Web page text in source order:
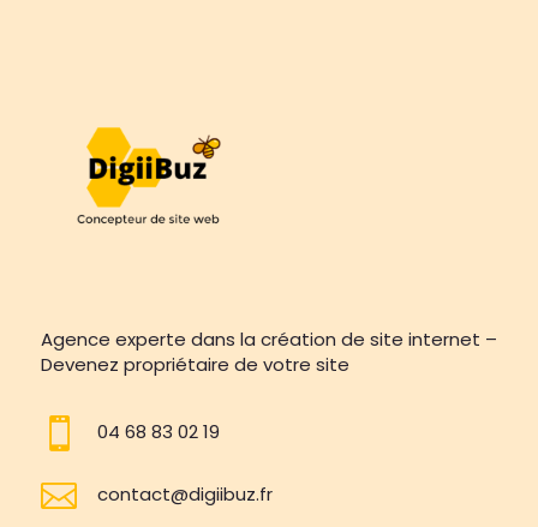
Agence experte dans la création de site internet –
Devenez propriétaire de votre site
 04 68 83 02 19
 contact@digiibuz.fr